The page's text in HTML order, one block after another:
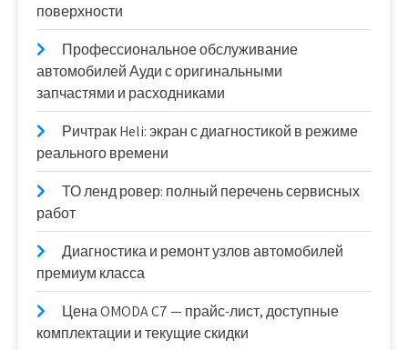
поверхности
Профессиональное обслуживание
автомобилей Ауди с оригинальными
запчастями и расходниками
Ричтрак Heli: экран с диагностикой в режиме
реального времени
ТО ленд ровер: полный перечень сервисных
работ
Диагностика и ремонт узлов автомобилей
премиум класса
Цена OMODA C7 — прайс-лист, доступные
комплектации и текущие скидки